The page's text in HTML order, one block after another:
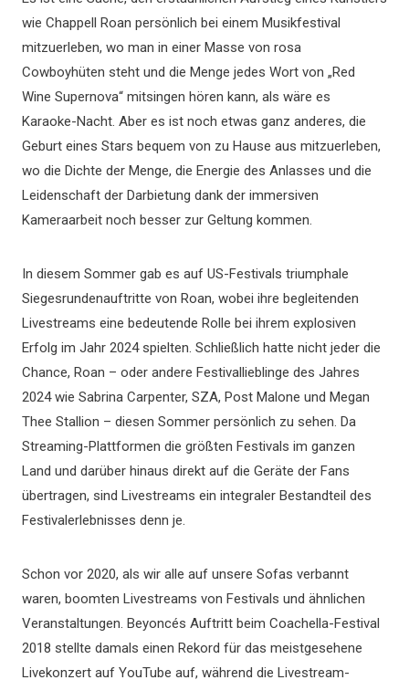
wie Chappell Roan persönlich bei einem Musikfestival
mitzuerleben, wo man in einer Masse von rosa
Cowboyhüten steht und die Menge jedes Wort von „Red
Wine Supernova“ mitsingen hören kann, als wäre es
Karaoke-Nacht. Aber es ist noch etwas ganz anderes, die
Geburt eines Stars bequem von zu Hause aus mitzuerleben,
wo die Dichte der Menge, die Energie des Anlasses und die
Leidenschaft der Darbietung dank der immersiven
Kameraarbeit noch besser zur Geltung kommen.
In diesem Sommer gab es auf US-Festivals triumphale
Siegesrundenauftritte von Roan, wobei ihre begleitenden
Livestreams eine bedeutende Rolle bei ihrem explosiven
Erfolg im Jahr 2024 spielten. Schließlich hatte nicht jeder die
Chance, Roan – oder andere Festivallieblinge des Jahres
2024 wie Sabrina Carpenter, SZA, Post Malone und Megan
Thee Stallion – diesen Sommer persönlich zu sehen. Da
Streaming-Plattformen die größten Festivals im ganzen
Land und darüber hinaus direkt auf die Geräte der Fans
übertragen, sind Livestreams ein integraler Bestandteil des
Festivalerlebnisses denn je.
Schon vor 2020, als wir alle auf unsere Sofas verbannt
waren, boomten Livestreams von Festivals und ähnlichen
Veranstaltungen. Beyoncés Auftritt beim Coachella-Festival
2018 stellte damals einen Rekord für das meistgesehene
Livekonzert auf YouTube auf, während die Livestream-